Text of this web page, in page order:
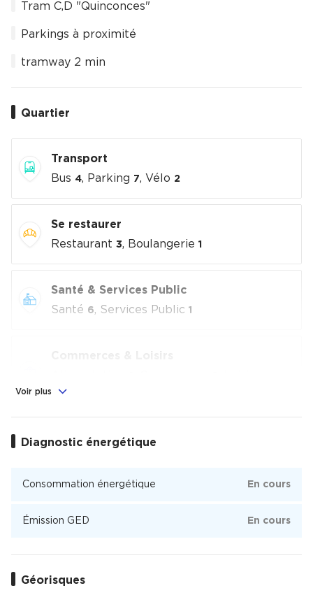
Tram C,D "Quinconces"
Parkings à proximité
tramway 2 min
Quartier
Transport
Bus 4, Parking 7, Vélo 2
Se restaurer
Restaurant 3, Boulangerie 1
Santé & Services Public
Santé 6, Services Public 1
culturels
propriétaires. Triangle - Grands Hommes est un quartier avec
Voir plus
Diagnostic énergétique
Consommation énergétique En cours
Émission GED En cours
Géorisques